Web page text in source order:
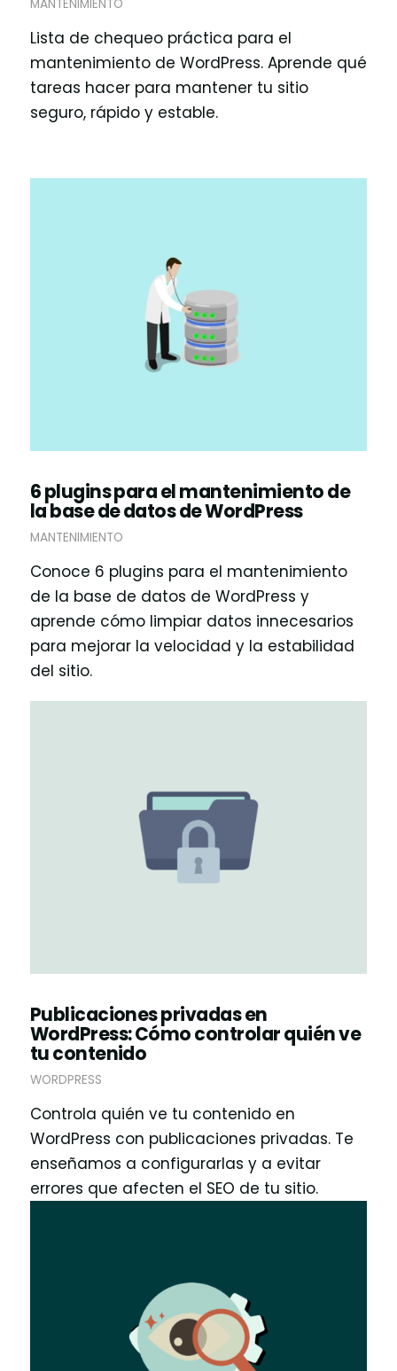
MANTENIMIENTO
Lista de chequeo práctica para el
mantenimiento de WordPress. Aprende qué
tareas hacer para mantener tu sitio
seguro, rápido y estable.
6 plugins para el mantenimiento de
la base de datos de WordPress
MANTENIMIENTO
Conoce 6 plugins para el mantenimiento
de la base de datos de WordPress y
aprende cómo limpiar datos innecesarios
para mejorar la velocidad y la estabilidad
del sitio.
Publicaciones privadas en
WordPress: Cómo controlar quién ve
tu contenido
WORDPRESS
Controla quién ve tu contenido en
WordPress con publicaciones privadas. Te
enseñamos a configurarlas y a evitar
errores que afecten el SEO de tu sitio.